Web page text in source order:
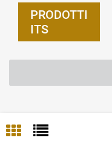
PRODOTTI
ITS